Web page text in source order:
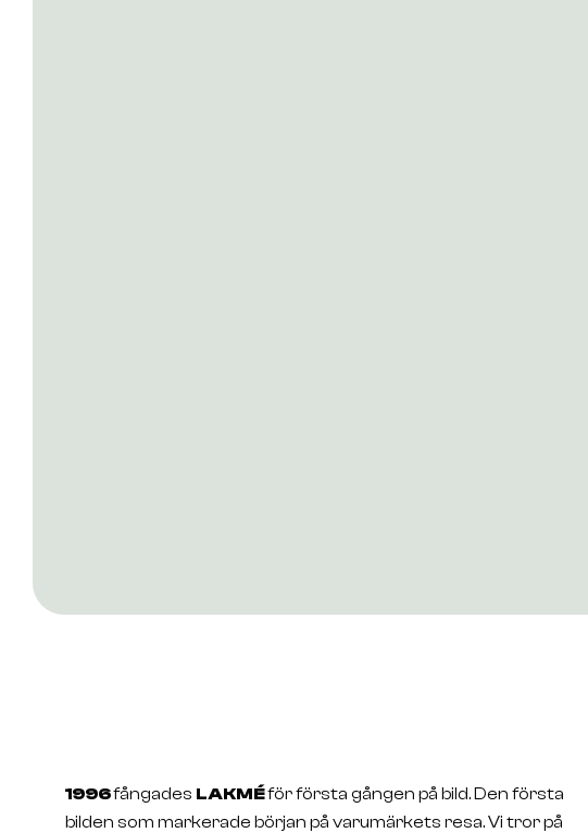
1996fångades LAKMÉför första gången på bild. Den första
bilden som markerade början på varumärkets resa. Vi tror på